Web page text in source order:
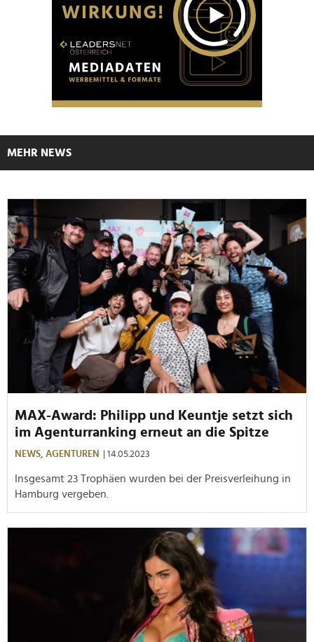
MEHR NEWS
MAX-Award: Philipp und Keuntje setzt sich
im Agenturranking erneut an die Spitze
NEWS, AGENTUREN | 14.05.2023
Insgesamt 23 Trophäen wurden bei der Preisverleihung in
Hamburg vergeben.